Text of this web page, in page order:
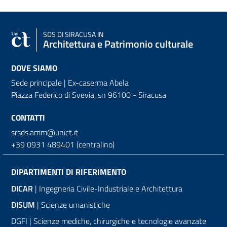
SDS DI SIRACUSA IN
Architettura e Patrimonio culturale
DOVE SIAMO
Sede principale | Ex-caserma Abela
Piazza Federico di Svevia, sn 96100 - Siracusa
CONTATTI
srsds.amm@unict.it
+39 0931 489401 (centralino)
DIPARTIMENTI DI RIFERIMENTO
DICAR | Ingegneria Civile-Industriale e Architettura
DISUM | Scienze umanistiche
DGFI | Scienze mediche, chirurgiche e tecnologie avanzate